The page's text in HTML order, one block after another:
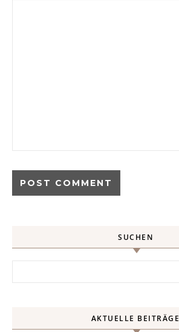
SUCHEN
AKTUELLE BEITRÄGE